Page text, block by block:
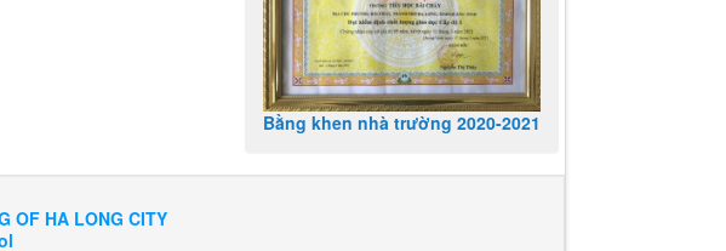
Bằng khen nhà trường 2020-2021
OF HA LONG CITY